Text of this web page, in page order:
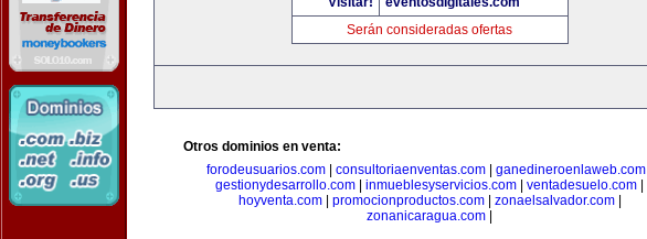
Serán consideradas ofertas
Otros dominios en venta:
forodeusuarios.com
consultoriaenventas.com ganedineroenlaweb.com
gestionydesarrollo.com
inmueblesyservicios.com ventadesuelo.com
hoyventa.com| promocionproductos.com| zonaelsalvador.com|
zonanicaragua.com